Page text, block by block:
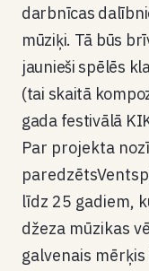
darbnīcas
mūziķi. Tā būs
jaunieši spēlēs
(tai skaitā
gada festivālā
Par projekta
paredzēts
līdz 25 gadiem,
džeza mūzikas
galvenais